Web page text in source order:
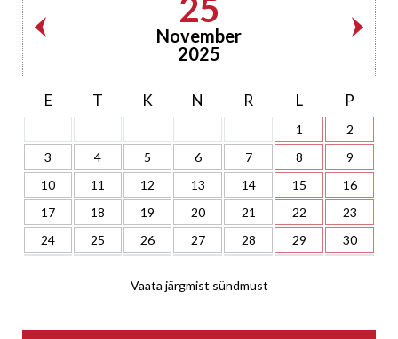
25
November
2025
E T K N R L P
1
2
3
4 5 6 7 8
9
10
11 12 13 14 15
16
17
18 19 20 21 22
23
24
25 26 27 28 29 30
Vaata järgmist sündmust